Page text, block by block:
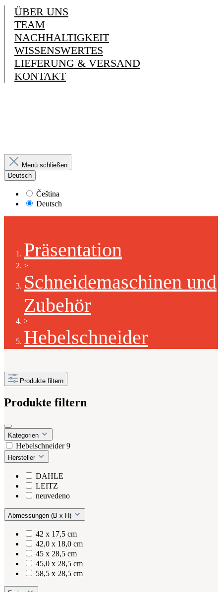
ÜBER UNS
TEAM
NACHHALTIGKEIT
WISSENSWERTES
LIEFERUNG & VERSAND
KONTAKT
Menü schließen
Deutsch
Čeština
Deutsch
Präsentation
>
Schneidemaschinen und
Zubehör
>
Hebelschneider
Produkte filtern
Produkte filtern
Kategorien
Hebelschneider9
Hersteller
DAHLE
LEITZ
neuvedeno
Abmessungen (B x H)
42 x 17,5 cm
42,0 x 18,0 cm
45 x 28,5 cm
45,0 x 28,5 cm
58,5 x 28,5 cm